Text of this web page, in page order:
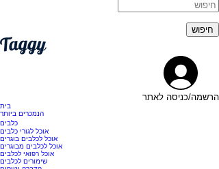
הרשמה/כניסה לאתר
בית
הנמכרים ביותר
כלבים
אוכל לגורי כלבים
אוכל לכלבים בוגרים
אוכל לכלבים מבוגרים
אוכל רפואי לכלבים
שימורים לכלבים